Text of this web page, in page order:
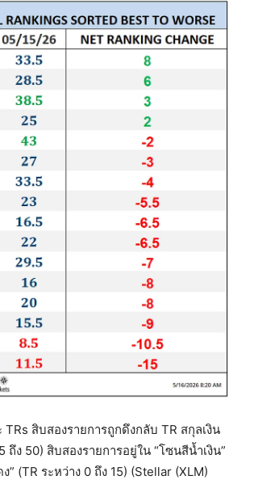
สิบสองรายการถูกดึงกลับ TR สกุลเงิน
ง 50) สิบสองรายการอยู่ใน “โซนสีน้ำเงิน”
(TR ระหว่าง 0 ถึง 15) (Stellar (XLM)